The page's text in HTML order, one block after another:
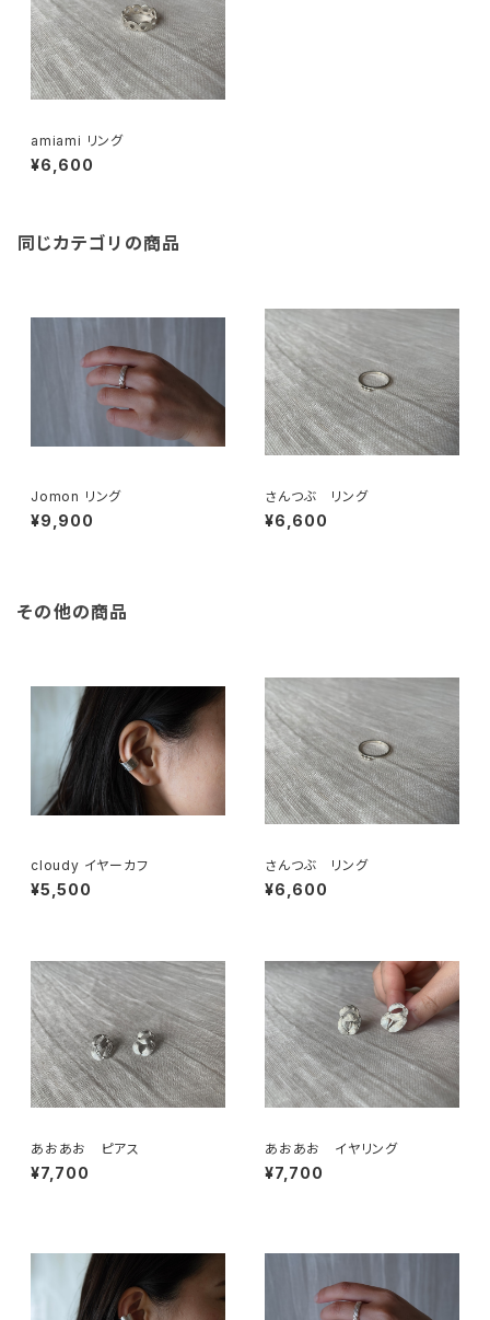
amiami リング
¥6,600
同じカテゴリの商品
Jomon リング
¥9,900
さんつぶ リング
¥6,600
その他の商品
cloudy イヤーカフ
¥5,500
さんつぶ リング
¥6,600
あおあお ピアス
¥7,700
あおあお イヤリング
¥7,700